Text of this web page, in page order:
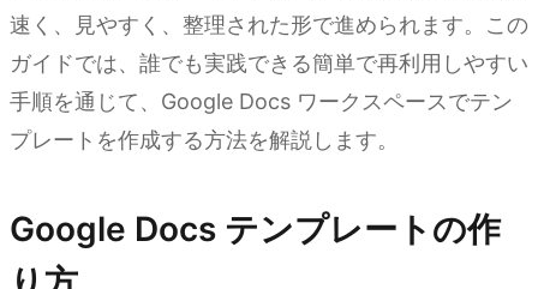
速く、見やすく、整理された形で進められます。この
ガイドでは、誰でも実践できる簡単で再利用しやすい
手順を通じて、Google Docs ワークスペースでテン
プレートを作成する方法を解説します。
Google Docs テンプレートの作